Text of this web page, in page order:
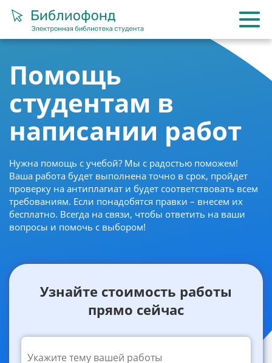
Помощь
студентам в
написании работ
Нужна помощь с учебой? Мы с радостью поможем!
Ваша работа будет выполнена точно в срок, пройдет
проверку на антиплагиат и будет соответствовать всем
требованиям. Если понадобятся правки – внесем их
бесплатно. Всегда на связи, чтобы ответить на ваши
вопросы и помочь с выбором!
Узнайте стоимость работы
прямо сейчас